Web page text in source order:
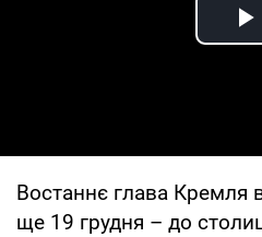
Востаннє глава
ще 19 грудня – до